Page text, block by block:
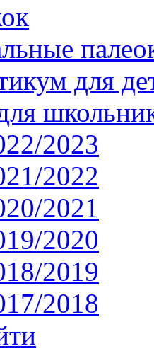
для
2023
2022
2021
2020
2019
2018